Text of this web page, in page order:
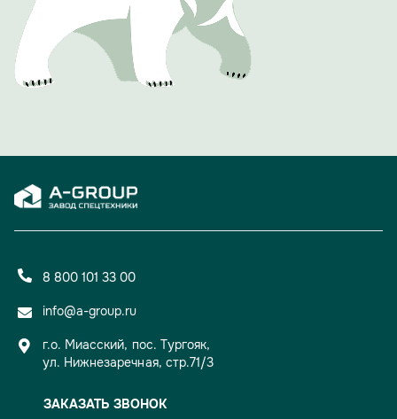
8 800 101 33 00
info@a-group.ru
г.о. Миасский, пос. Тургояк,
ул. Нижнезаречная, стр.71/3
ЗАКАЗАТЬ ЗВОНОК